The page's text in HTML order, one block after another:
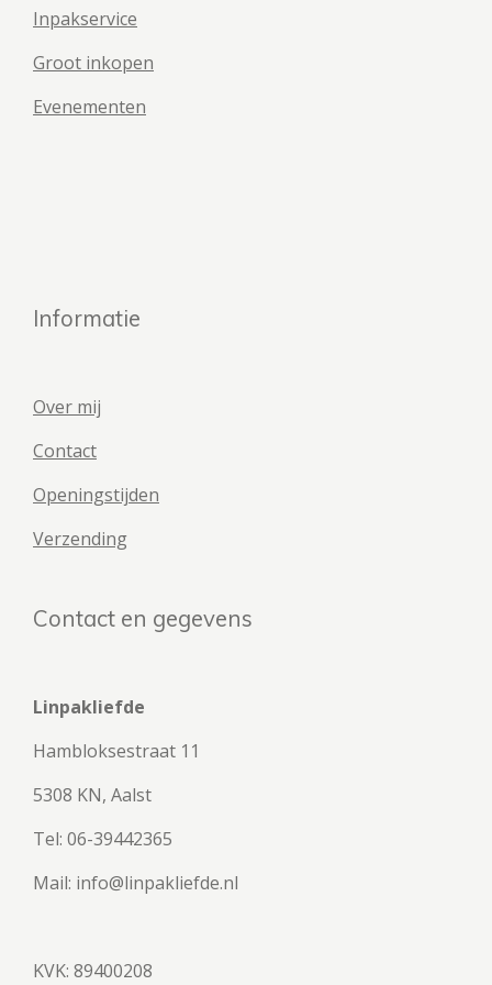
Inpakservice
Groot inkopen
Evenementen
Informatie
Over mij
Contact
Openingstijden
Verzending
Contact en gegevens
Linpakliefde
Hambloksestraat 11
5308 KN, Aalst
Tel: 06-39442365
Mail: info@linpakliefde.nl
KVK: 89400208